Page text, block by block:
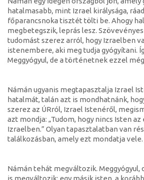
hatalmasabb, mint Izrael királysága,
főparancsnoka tisztét tölti be. Ahogy
megbetegszik, leprás lesz.
tudomást szerez arról, hogy Izraelben
istenembere, aki meg tudja gyógyítani.
Meggyógyul, de a történetnek ezzel
Námán ugyanis megtapasztalja Izrael
hatalmát, talán azt is mondhatnánk,
szerez az ÚRról, Izrael Istenéről,
azt mondja: „Tudom, hogy nincs Isten
Izraelben.” Olyan tapasztalatban van
találkozásban, amely ezt mondatja vele.
Námán tehát megváltozik. Meggyógyul,
is megváltozik: egy másik isten, a